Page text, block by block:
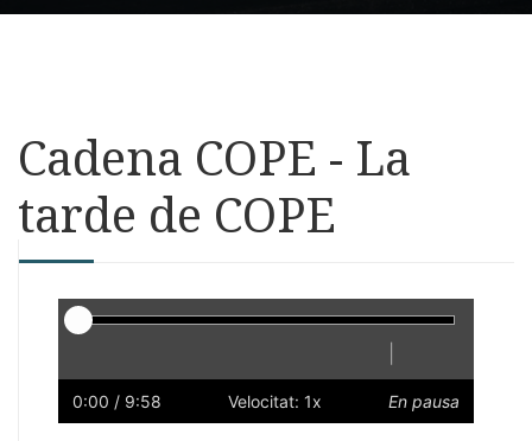
Cadena COPE - La
tarde de COPE
Reproductor
Lent
0:00 / 9:58 Velocitat: 1x En pausa